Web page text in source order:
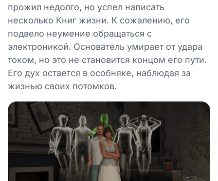
прожил недолго, но успел написать
несколько Книг жизни. К сожалению, его
подвело неумение обращаться с
электроникой. Основатель умирает от удара
током, но это не становится концом его пути.
Его дух остается в особняке, наблюдая за
жизнью своих потомков.